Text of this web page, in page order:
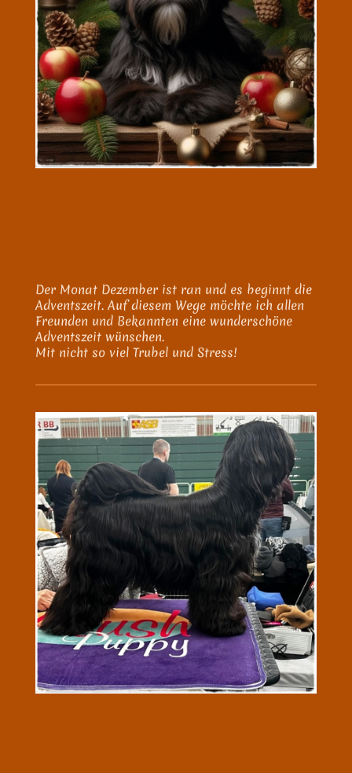
Der Monat Dezember ist ran und es beginnt die
Adventszeit. Auf diesem Wege möchte ich allen
Freunden und Bekannten eine wunderschöne
Adventszeit wünschen.
Mit nicht so viel Trubel und Stress!